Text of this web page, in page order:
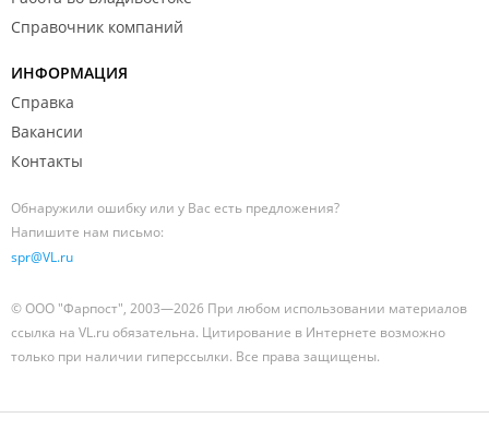
Справочник компаний
ИНФОРМАЦИЯ
Справка
Вакансии
Контакты
Обнаружили ошибку или у Вас есть предложения?
Напишите нам письмо:
spr@VL.ru
© ООО "Фарпост", 2003—2026 При любом использовании материалов
ссылка на VL.ru обязательна. Цитирование в Интернете возможно
только при наличии гиперссылки. Все права защищены.